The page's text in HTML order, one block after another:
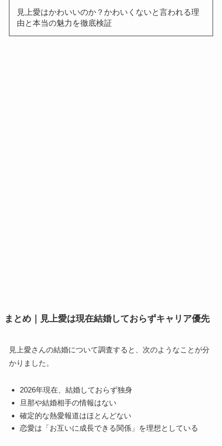
見上愛はかわいいのか？かわいくないと言われる理
由と本当の魅力を徹底検証
まとめ｜見上愛は現在結婚しておらずキャリア優先
見上愛さんの結婚について調査すると、次のようなことが分
かりました。
2026年現在、結婚しておらず独身
旦那や結婚相手の情報はない
確定的な熱愛報道はほとんどない
恋愛は「お互いに成長できる関係」を理想としている